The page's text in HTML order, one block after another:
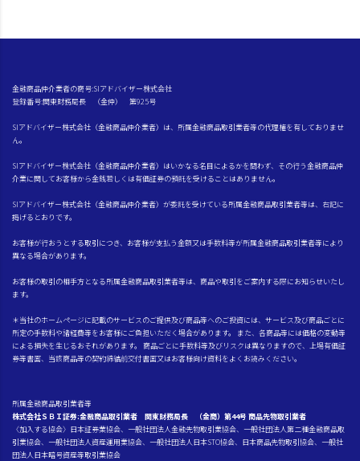
金融商品仲介業者の商号:SIアドバイザー株式会社
登録番号:関東財務局長 （金仲） 第925号
SIアドバイザー株式会社（金融商品仲介業者）は、所属金融商品取引業者等の代理権を有しておりませ
ん。
SIアドバイザー株式会社（金融商品仲介業者）はいかなる名目によるかを問わず、その行う金融商品仲
介業に関してお客様から金銭若しくは有価証券の預託を受けることはありません。
SIアドバイザー株式会社（金融商品仲介業者）が委託を受けている所属金融商品取引業者等は、右記に
掲げるとおりです。
お客様が行おうとする取引につき、お客様が支払う金額又は手数料等が所属金融商品取引業者等により
異なる場合があります。
お客様の取引の相手方となる所属金融商品取引業者等は、商品や取引をご案内する際にお知らせいたし
ます。
＊当社のホームページに記載のサービスのご提供及び商品等へのご投資には、サービス及び商品ごとに
所定の手数料や諸経費等をお客様にご負担いただく場合があります。 また、各商品等には価格の変動等
による損失を生じるおそれがあります。 商品ごとに手数料等及びリスクは異なりますので、上場有価証
券等書面、当該商品等の契約締結前交付書面又はお客様向け資料をよくお読みください。
所属金融商品取引業者等
株式会社ＳＢＩ証券:金融商品取引業者 関東財務局長 （金商）第44号 商品先物取引業者
〈加入する協会〉日本証券業協会、一般社団法人金融先物取引業協会、一般社団法人第二種金融商品取
引業協会、一般社団法人資産運用業協会、一般社団法人日本STO協会、日本商品先物取引協会、一般社
団法人日本暗号資産等取引業協会